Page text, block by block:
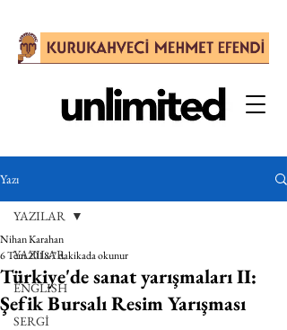
Yazı
YAZILAR
ENGLISH
SERGİ
YAZILAR
Türkiye'de sanat yarışmaları II:
Şefik Bursalı Resim Yarışması
Nihan Karahan
6 Tem 20187 dakikada okunur